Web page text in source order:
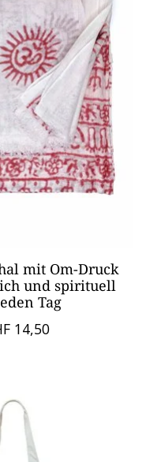
mit Om-Druck
und spirituell
Tag
14,50